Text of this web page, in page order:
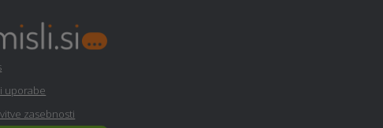
Gozdarstvo - Murska-sobota
uporabe
zasebnosti